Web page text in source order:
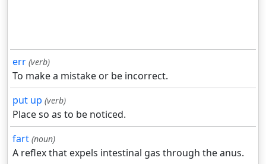
err (verb)
To make a mistake or be incorrect.
put up (verb)
Place so as to be noticed.
fart (noun)
A reflex that expels intestinal gas through the anus.